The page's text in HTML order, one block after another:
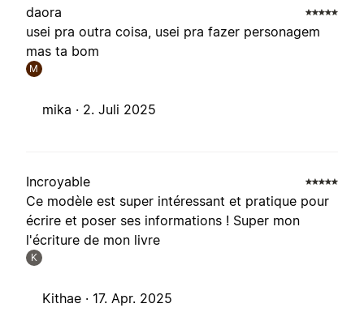
daora
usei pra outra coisa, usei pra fazer personagem
mas ta bom
M
mika · 2. Juli 2025
Incroyable
Ce modèle est super intéressant et pratique pour
écrire et poser ses informations ! Super mon
l'écriture de mon livre
K
Kithae · 17. Apr. 2025